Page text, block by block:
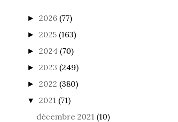
► 2026 (77)
► 2025 (163)
► 2024 (70)
► 2023 (249)
► 2022 (380)
▼ 2021 (71)
décembre 2021 (10)